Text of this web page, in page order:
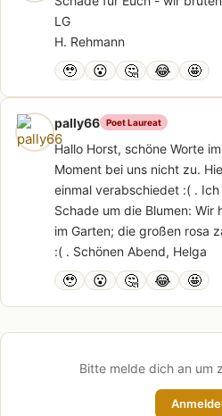
LG
H. Rehmann
🥹 😮 🤔 😂 🤩
pally66 Poet Laureat
Hallo Horst, schöne Worte
Moment bei uns nicht zu.
einmal verabschiedet :( .
Schade um die Blumen: Wir
im Garten; die großen rosa
:( . Schönen Abend, Helga
🥹 😮 🤔 😂 🤩
Bitte melde dich an um